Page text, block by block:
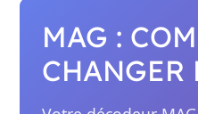
MAG :
CHANGER